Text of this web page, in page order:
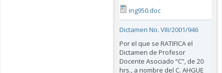
ing950.doc
Dictamen No. VIII/2001/946
Por el que se RATIFICA el
Dictamen de Profesor
Docente Asociado “C”, de 20
hrs., a nombre del C. AHGUE